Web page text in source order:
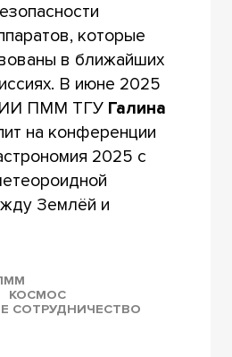
которые
в ближайших
В июне 2025
ПММ ТГУ Галина
на конференции
2025 с
Землёй и
КОСМОС
СОТРУДНИЧЕСТВО